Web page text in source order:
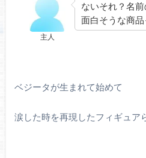
主人
ないそれ？名
面白そうな商
ベジータが生まれて始めて
涙した時を再現したフィギュア